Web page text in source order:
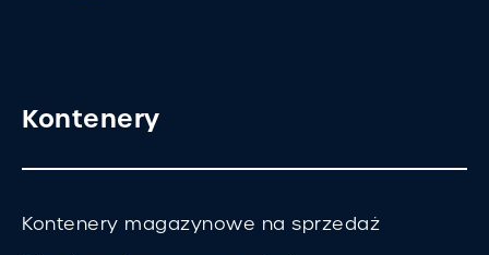
Kontenery
Kontenery magazynowe na sprzedaż